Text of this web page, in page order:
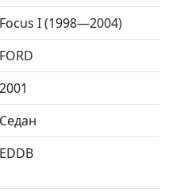
Focus I (1998—2004)
FORD
2001
Седан
EDDB